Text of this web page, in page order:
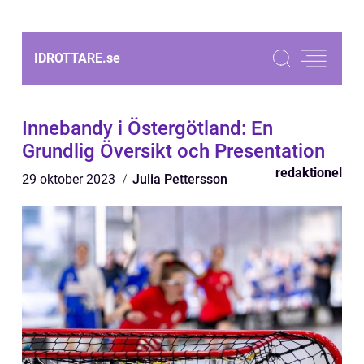
IDROTTARE.se
Innebandy i Östergötland: En
Grundlig Översikt och Presentation
29 oktober 2023 Julia Pettersson redaktionel